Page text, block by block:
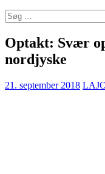
Søg
efter:
Optakt: Svær
nordjyske
21. september 2018